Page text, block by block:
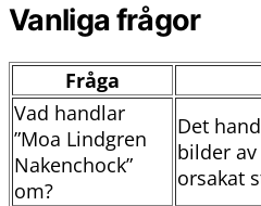
Vanliga frågor
Fråga
Vad handlar
”Moa Lindgren
Nakenchock”
om?
Det
bilder
orsakat